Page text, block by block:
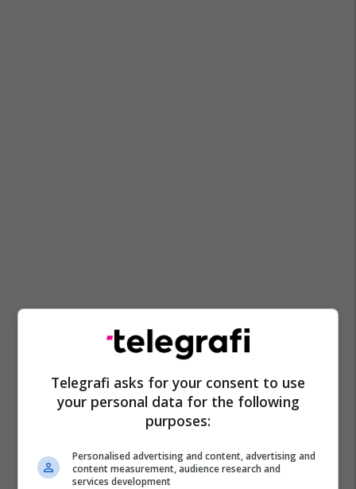
Derivatet E Naftës Në Maqedoni Krre Maqedoni
Telegrafi asks for your consent to use
your personal data for the following
purposes:
Personalised advertising and content, advertising and
content measurement, audience research and
services development